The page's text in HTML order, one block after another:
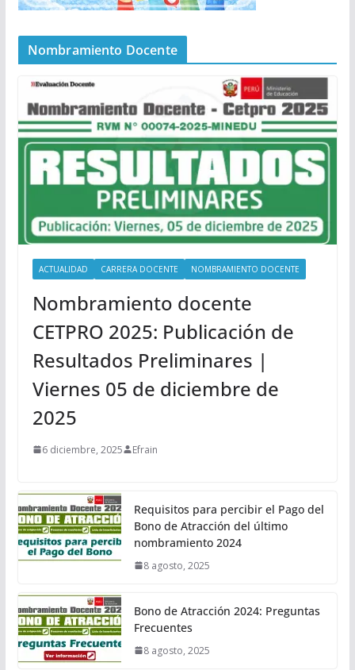
Nombramiento Docente
ACTUALIDAD CARRERA DOCENTE NOMBRAMIENTO DOCENTE
Nombramiento docente
CETPRO 2025: Publicación de
Resultados Preliminares |
Viernes 05 de diciembre de
2025
6 diciembre, 2025 Efrain
Requisitos para percibir el Pago del
Bono de Atracción del último
nombramiento 2024
8 agosto, 2025
Bono de Atracción 2024: Preguntas
Frecuentes
8 agosto, 2025